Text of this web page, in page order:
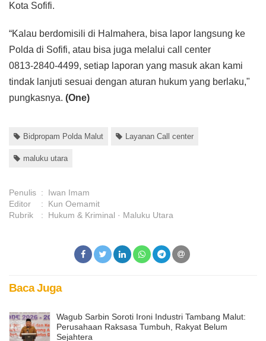
Kota Sofifi.
“Kalau berdomisili di Halmahera, bisa lapor langsung ke
Polda di Sofifi, atau bisa juga melalui call center
0813‑2840‑4499, setiap laporan yang masuk akan kami
tindak lanjuti sesuai dengan aturan hukum yang berlaku,"
pungkasnya. (One)
Bidpropam Polda Malut Layanan Call center
maluku utara
Penulis :
Iwan Imam
Editor
:
Kun Oemamit
Rubrik
: Hukum & Kriminal Maluku Utara
Baca Juga
Wagub Sarbin Soroti Ironi Industri Tambang Malut:
Perusahaan Raksasa Tumbuh, Rakyat Belum
Sejahtera